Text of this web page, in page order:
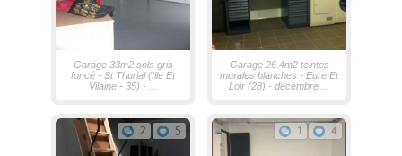
Garage 33m2 sols gris
foncé - St Thurial (Ille Et
Vilaine - 35) - ...
Garage 26.4m2 teintes
murales blanches - Eure Et
Loir (28) - décembre ...
2 5 1 4